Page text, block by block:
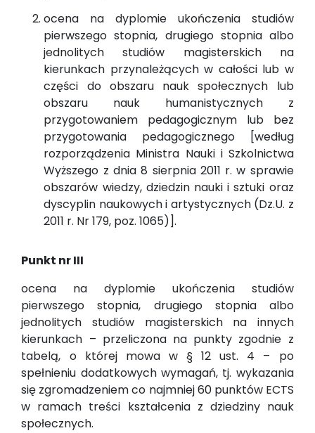
ocena na dyplomie ukończenia studiów
pierwszego stopnia, drugiego stopnia albo
jednolitych studiów magisterskich na
kierunkach przynależących w całości lub w
części do obszaru nauk społecznych lub
obszaru nauk humanistycznych z
przygotowaniem pedagogicznym lub bez
przygotowania pedagogicznego [według
rozporządzenia Ministra Nauki i Szkolnictwa
Wyższego z dnia 8 sierpnia 2011 r. w sprawie
obszarów wiedzy, dziedzin nauki i sztuki oraz
dyscyplin naukowych i artystycznych (Dz.U. z
2011 r. Nr 179, poz. 1065)].
Punkt nr III
ocena na dyplomie ukończenia studiów
pierwszego stopnia, drugiego stopnia albo
jednolitych studiów magisterskich na innych
kierunkach – przeliczona na punkty zgodnie z
tabelą, o której mowa w § 12 ust. 4 – po
spełnieniu dodatkowych wymagań, tj. wykazania
się zgromadzeniem co najmniej 60 punktów ECTS
w ramach treści kształcenia z dziedziny nauk
społecznych.